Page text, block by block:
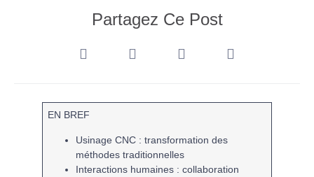
Partagez Ce Post
EN BREF
Usinage CNC : transformation des
méthodes traditionnelles
Interactions humaines : collaboration